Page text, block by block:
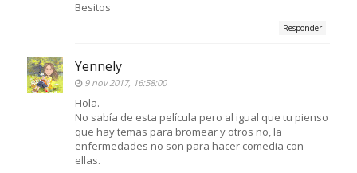
Besitos
Responder
Yennely
9 nov 2017, 16:58:00
Hola.
No sabía de esta película pero al igual que tu pienso
que hay temas para bromear y otros no, la
enfermedades no son para hacer comedia con
ellas.